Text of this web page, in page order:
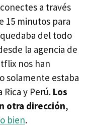
a través
15 minutos para
del todo
la agencia de
nos han
solamente estaba
y Perú. Los
otra dirección,
bien.